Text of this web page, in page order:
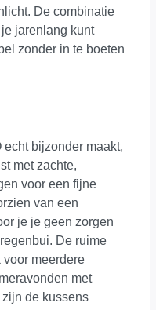
De combinatie
jarenlang kunt
zonder in te boeten
bijzonder maakt,
met zachte,
voor een fijne
van een
je je geen zorgen
De ruime
meerdere
met
de kussens